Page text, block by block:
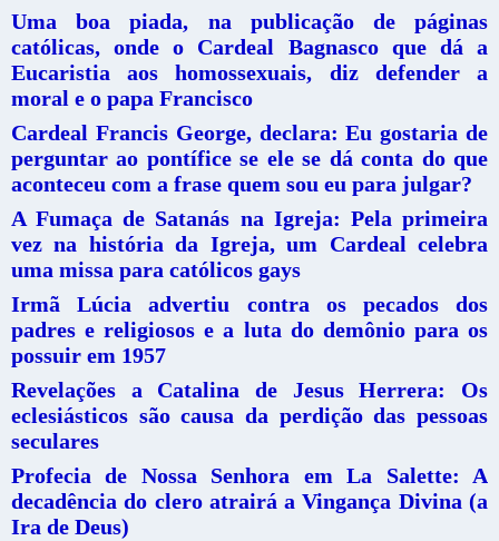
Uma boa piada, na publicação de páginas
católicas, onde o Cardeal Bagnasco que dá a
Eucaristia aos homossexuais, diz defender a
moral e o papa Francisco
Cardeal Francis George, declara: Eu gostaria de
perguntar ao pontífice se ele se dá conta do que
aconteceu com a frase quem sou eu para julgar?
A Fumaça de Satanás na Igreja: Pela primeira
vez na história da Igreja, um Cardeal celebra
uma missa para católicos gays
Irmã Lúcia advertiu contra os pecados dos
padres e religiosos e a luta do demônio para os
possuir em 1957
Revelações a Catalina de Jesus Herrera: Os
eclesiásticos são causa da perdição das pessoas
seculares
Profecia de Nossa Senhora em La Salette: A
decadência do clero atrairá a Vingança Divina (a
Ira de Deus)